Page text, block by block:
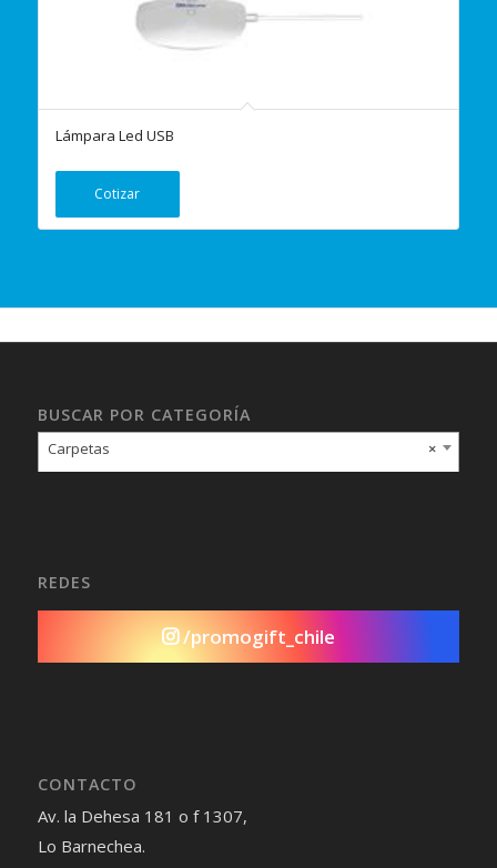
Lámpara Led USB
Cotizar
BUSCAR POR CATEGORÍA
×
Carpetas
REDES
/promogift_chile
CONTACTO
Av. la Dehesa 181 o f 1307,
Lo Barnechea.